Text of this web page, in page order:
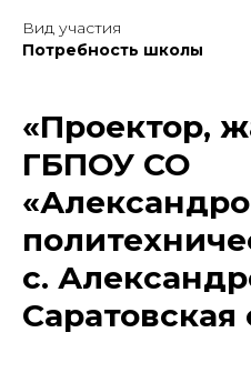
Вид участия
Потребность школы
«Проектор,
ГБПОУ СО
с.
Саратовская